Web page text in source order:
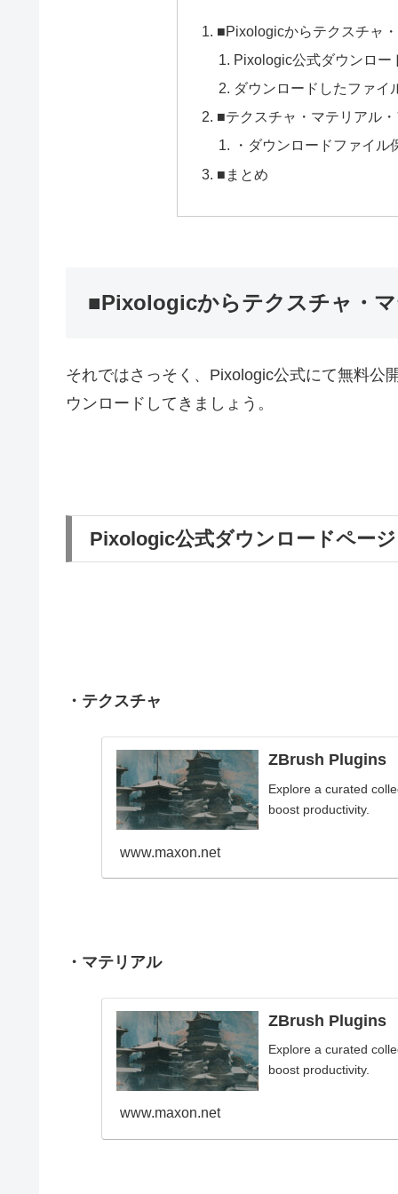
■Pixologicからテクスチャ
Pixologic公式ダウンロー
ダウンロードしたファイ
■テクスチャ・マテリアル
・ダウンロードファイル
■まとめ
■Pixologicからテクスチャ・
それではさっそく、Pixologic公式にて無料公
ウンロードしてきましょう。
Pixologic公式ダウンロードページ
・テクスチャ
ZBrush Plugins
Explore a curated
boost productivity.
www.maxon.net
・マテリアル
ZBrush Plugins
Explore a curated
boost productivity.
www.maxon.net